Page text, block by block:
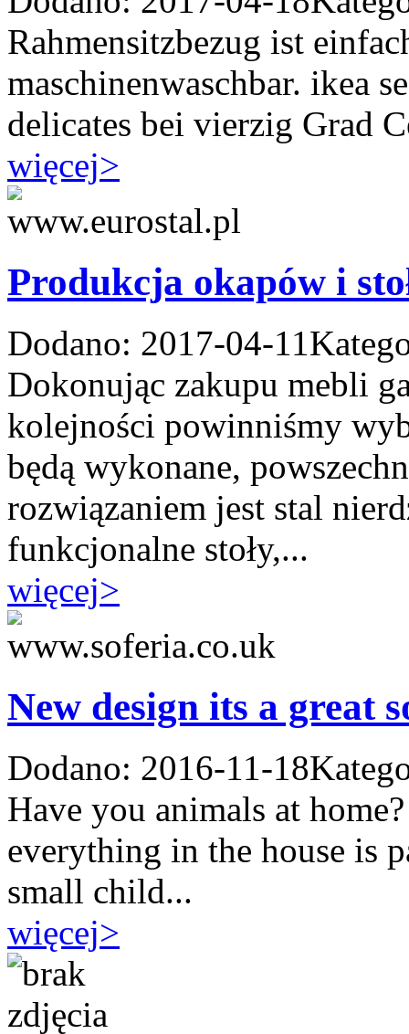
Rahmensitzbezug ist
maschinenwaschbar. ikea
delicates bei vierzig Grad
więcej>
Produkcja okapów i
Dodano: 2017-04-11
Dokonując zakupu mebli
kolejności powinniśmy
będą wykonane,
rozwiązaniem jest stal
funkcjonalne stoły,...
więcej>
New design its a great
Dodano: 2016-11-18
Have you animals at
everything in the house is
small child...
więcej>